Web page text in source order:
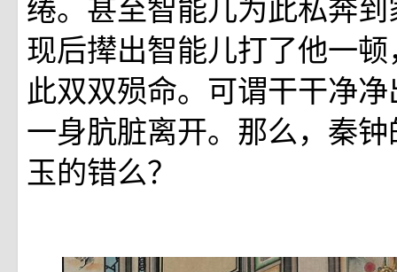
现后撵出智能儿打了他一
此双双殒命。可谓干干净
一身肮脏离开。那么，秦
玉的错么？